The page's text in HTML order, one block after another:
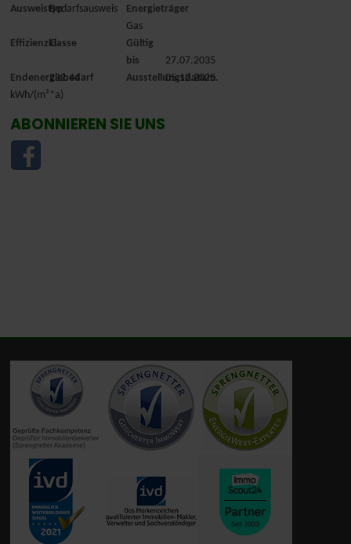
AusweistypBedarfsausweis
Energieträger
Gas
Effizienzklasse
G
Gültig
bis
27.07.2035
Endenergiebedarf
232.44
kWh/(m²*a)
Ausstellungsdatum
05.12.2025.
ABONNIEREN SIE UNS